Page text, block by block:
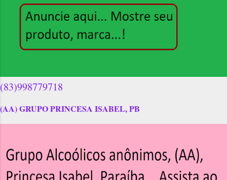
(83)998779718
(AA) GRUPO PRINCESA ISABEL, PB